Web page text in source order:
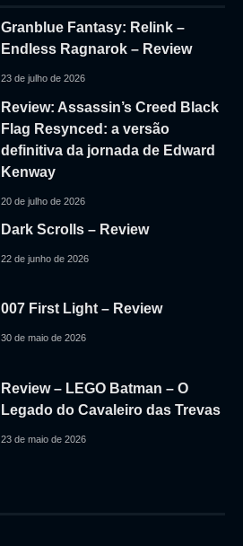
Granblue Fantasy: Relink –
Endless Ragnarok – Review
23 de julho de 2026
Review: Assassin’s Creed Black
Flag Resynced: a versão
definitiva da jornada de Edward
Kenway
20 de julho de 2026
Dark Scrolls – Review
22 de junho de 2026
007 First Light – Review
30 de maio de 2026
Review – LEGO Batman – O
Legado do Cavaleiro das Trevas
23 de maio de 2026